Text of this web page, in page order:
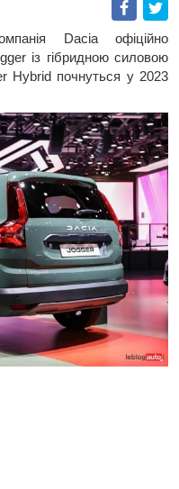
Dacia офіційно
із гібридною силовою
Hybrid почнуться у 2023